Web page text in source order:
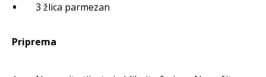
3 žlica parmezan
Priprema